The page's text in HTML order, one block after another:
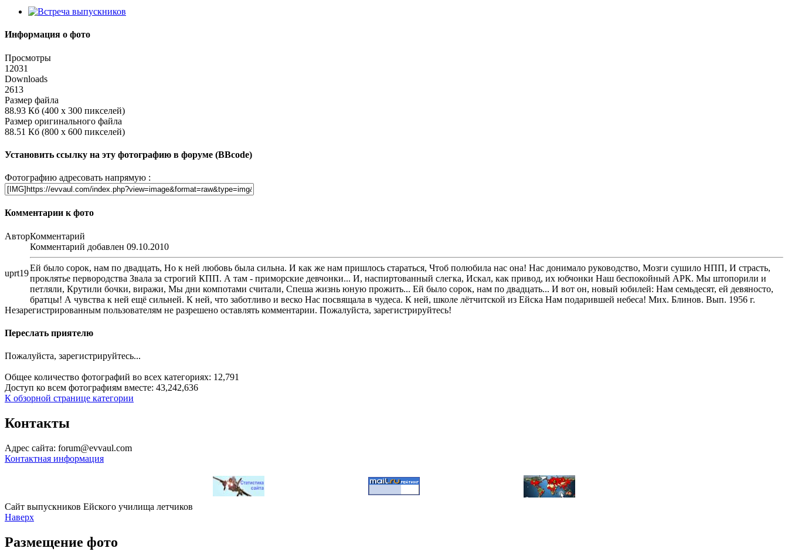
Информация о фото
Просмотры
12031
Downloads
2613
Размер файла
88.93 Кб (400 x 300 пикселей)
Размер оригинального файла
88.51 Кб (800 x 600 пикселей)
Установить ссылку на эту фотографию в форуме (BBcode)
Фотографию адресовать напрямую :
Комментарии к фото
АвторКомментарий
uprt19
Комментарий добавлен 09.10.2010
Ей было сорок, нам по двадцать, Но к ней любовь была сильна. И как же нам пришлось стараться, Чтоб полюбила нас она! Нас донимало руководство, Мозги сушило НПП, И страсть,
проклятье первородства Звала за строгий КПП. А там - приморские девчонки... И, наспиртованный слегка, Искал, как привод, их юбчонки Наш беспокойный АРК. Мы штопорили и
петляли, Крутили бочки, виражи, Мы дни компотами считали, Спеша жизнь юную прожить... Ей было сорок, нам по двадцать... И вот он, новый юбилей: Нам семьдесят, ей девяносто,
братцы! А чувства к ней ещё сильней. К ней, что заботливо и веско Нас посвящала в чудеса. К ней, школе лётчитской из Ейска Нам подарившей небеса! Мих. Блинов. Вып. 1956 г.
Незарегистрированным пользователям не разрешено оставлять комментарии. Пожалуйста, зарегистрируйтесь!
Переслать приятелю
Пожалуйста, зарегистрируйтесь...
Общее количество фотографий во всех категориях: 12,791
Доступ ко всем фотографиям вместе: 43,242,636
К обзорной странице категории
Контакты
Адрес сайта: forum@evvaul.com
Контактная информация
Сайт выпускников Ейского училища летчиков
Наверх
Размещение фото